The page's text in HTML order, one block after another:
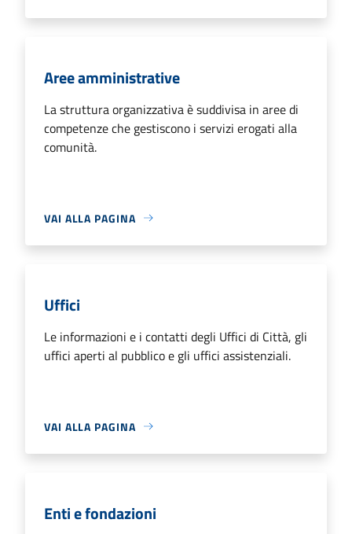
Aree amministrative
La struttura organizzativa è suddivisa in aree di
competenze che gestiscono i servizi erogati alla
comunità.
VAI ALLA PAGINA
Uffici
Le informazioni e i contatti degli Uffici di Città, gli
uffici aperti al pubblico e gli uffici assistenziali.
VAI ALLA PAGINA
Enti e fondazioni